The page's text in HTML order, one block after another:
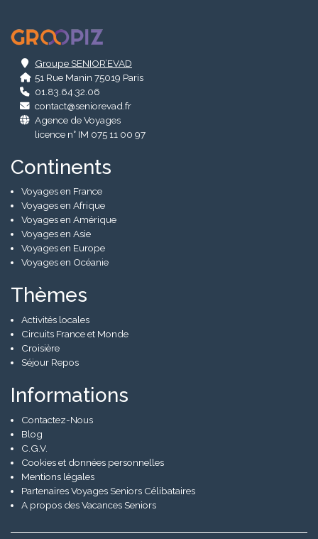
Groupe SENIOR’EVAD
51 Rue Manin 75019 Paris
01.83.64.32.06
contact@seniorevad.fr
Agence de Voyages
licence n° IM 075 11 00 97
Continents
Voyages en France
Voyages en Afrique
Voyages en Amérique
Voyages en Asie
Voyages en Europe
Voyages en Océanie
Thèmes
Activités locales
Circuits France et Monde
Croisière
Séjour Repos
Informations
Contactez-Nous
Blog
C.G.V.
Cookies et données personnelles
Mentions légales
Partenaires Voyages Seniors Célibataires
A propos des Vacances Seniors